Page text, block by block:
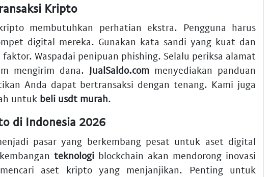
Kripto
membutuhkan perhatian ekstra. Pengguna harus
digital mereka. Gunakan kata sandi yang kuat dan
Waspadai penipuan phishing. Selalu periksa alamat
mengirim dana. JualSaldo.com menyediakan panduan
Anda dapat bertransaksi dengan tenang. Kami juga
untuk beli usdt murah.
di Indonesia 2026
pasar yang berkembang pesat untuk aset digital
teknologi blockchain akan mendorong inovasi
aset kripto yang menjanjikan. Penting untuk